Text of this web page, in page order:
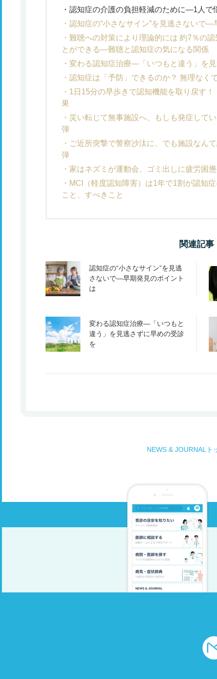
認知症の介護の負担軽減のために―1人で
認知症の“小さなサイン”を見逃さないで―
難聴への対策により理論的には 約7％の
とができる―難聴と認知症の気になる関係
変わる認知症治療―「いつもと違う」を
認知症は「予防」できるのか？ 無理なく
1日15分の早歩きで認知機能を取り戻す
果
災い転じて無事施設へ、もしも発症して
弾
ご近所突撃で警察沙汰に、でも施設な
弾
家はネズミが運動会、ゴミ出しに疲労困
MCI（軽度認知障害）は1年で1割が認知
こと、すべきこと
関連記事
認知症の“小さなサイン”を見逃
さないで―早期発見のポイント
は
変わる認知症治療―「いつもと
違う」を見逃さずに早めの受診
を
NEWS & JOURNALト